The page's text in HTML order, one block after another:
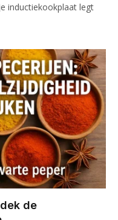
inductiekookplaat legt
de